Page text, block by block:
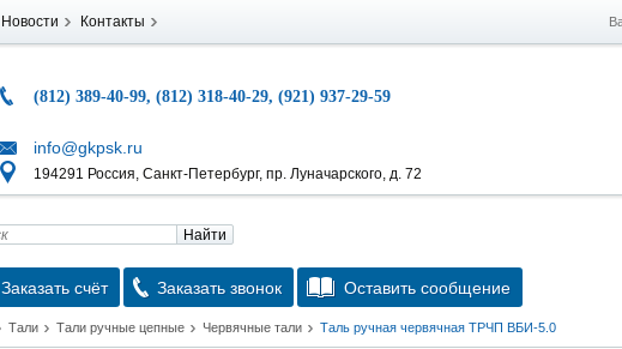
Новости Контакты
(812) 389-40-99, (812) 318-40-29, (921) 937-29-59
info@gkpsk.ru
194291 Россия, Санкт-Петербург, пр. Луначарского, д. 72
Найти
Заказать счёт Заказать звонок Оставить сообщение
Тали Тали ручные цепные Червячные тали Таль ручная червячная ТРЧП ВБИ-5.0